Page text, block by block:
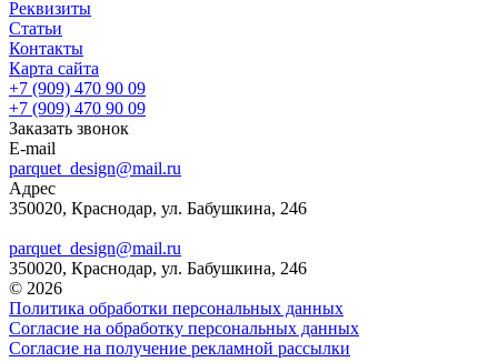
Реквизиты
Статьи
Контакты
Карта сайта
+7 (909) 470 90 09
+7 (909) 470 90 09
Заказать звонок
E-mail
parquet_design@mail.ru
Адрес
350020, Краснодар, ул. Бабушкина, 246
parquet_design@mail.ru
350020, Краснодар, ул. Бабушкина, 246
© 2026
Политика обработки персональных данных
Согласие на обработку персональных данных
Согласие на получение рекламной рассылки